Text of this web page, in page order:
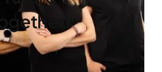
together!